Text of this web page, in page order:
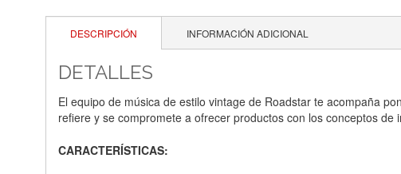
DESCRIPCIÓN INFORMACIÓN ADICIONAL
DETALLES
El equipo de música de estilo vintage de Roadstar te acompaña
refiere y se compromete a ofrecer productos con los conceptos de
CARACTERÍSTICAS: